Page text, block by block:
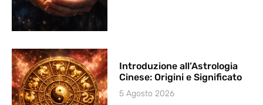
Introduzione all’Astrologia
Cinese: Origini e Significato
5 Agosto 2026